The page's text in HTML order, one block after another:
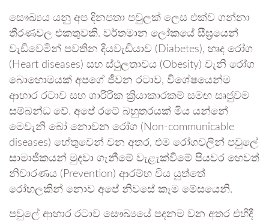
සෞඛ්‍යය යනු අප දිනපතා පවුලක් ලෙස එක්ව ගන්නා
තීරණවල එකතුවකි. වර්තමාන ලෝකයේ සීඝ්‍රයෙන්
වැඩිවෙමින් පවතින දියවැඩියාව (Diabetes), හෘද රෝග
(Heart diseases) සහ ස්ථුලතාවය (Obesity) වැනි රෝග
බොහොමයක් අපගේ ජීවන රටාව, විශේෂයෙන්ම
ආහාර රටාව සහ ශාරීරික ක්‍රියාකාරකම් සමඟ සෘජුවම
සම්බන්ධ වේ. අපේ රටේ බහුතරයක් මිය යන්නේ
මෙවැනි බෝ නොවන රෝග (Non-communicable
diseases) හේතුවෙන් වන අතර, එම රෝගවලින් පවුලේ
සාමාජිකයන් මුදවා ගැනීමේ වැළැක්වීමේ පියවර හෙවත්
නිවාරණය (Prevention) ආරම්භ විය යුත්තේ
රෝහලකින් නොව අපේ නිවසේ කෑම මේසයෙනි.
පවුලේ ආහාර රටාව සෞඛ්‍යයේ පදනම වන අතර එහිදී